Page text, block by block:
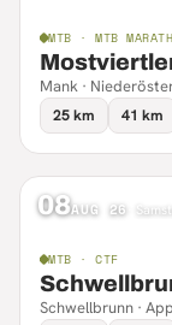
MTB · MTB
Mank ·
25 km
41 km
08AUG 26
MTB · CTF
Schwellbrunn ·